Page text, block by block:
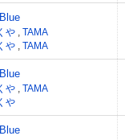
や
TAMA
や
TAMA
や
TAMA
や